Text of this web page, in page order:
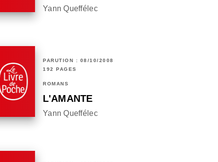
Yann Queffélec
PARUTION : 08/10/2008
192 PAGES
ROMANS
L'AMANTE
Yann Queffélec